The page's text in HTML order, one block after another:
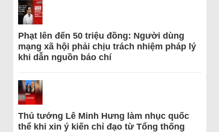
Phạt lên đến 50 triệu đồng: Người dùng
mạng xã hội phải chịu trách nhiệm pháp lý
khi dẫn nguồn báo chí
Thủ tướng Lê Minh Hưng làm nhục quốc
thể khi xin ý kiến chỉ đạo từ Tổng thống